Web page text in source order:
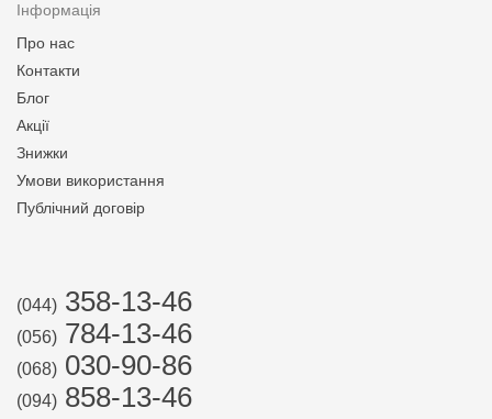
Інформація
Про нас
Контакти
Блог
Акції
Знижки
Умови використання
Публічний договір
(044) 358-13-46
(056) 784-13-46
(068) 030-90-86
(094) 858-13-46